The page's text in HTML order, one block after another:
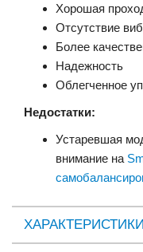
Хорошая
Отсутствие
Более
Надежность
Облегченное
Недостатки:
Устаревшая
внимание на
ХАРАКТЕРИСТИКИ